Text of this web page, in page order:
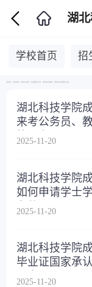
湖
学校首页 招
湖北科技学院
来考公务员、
格证书吗？
2025-11-20
湖北科技学院
如何申请学士
条件？
2025-11-20
湖北科技学院
毕业证国家承
以查吗？
2025-11-20